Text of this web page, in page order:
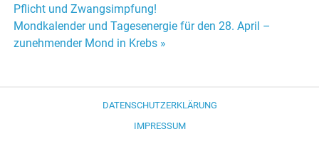
Beitrags-
Navigation
Pflicht und Zwangsimpfung!
Mondkalender und Tagesenergie für den 28. April –
zunehmender Mond in Krebs »
DATENSCHUTZERKLÄRUNG
IMPRESSUM